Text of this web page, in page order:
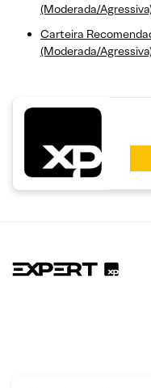
(Moderada/
Carteira
(Moderada/